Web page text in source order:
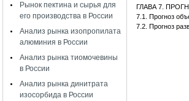
Рынок пектина и сырья для
его производства в России
Анализ рынка изопропилата
алюминия в России
Анализ рынка тиомочевины
в России
Анализ рынка динитрата
изосорбида в России
ГЛАВА 7.
7.1. Прогноз
7.2. Прогноз